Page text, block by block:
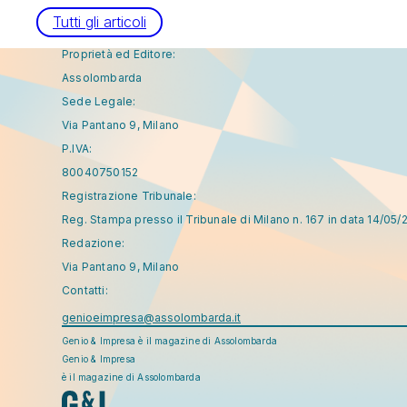
Tutti gli articoli
Proprietà ed Editore:
Assolombarda
Sede Legale:
Via Pantano 9, Milano
P.IVA:
80040750152
Registrazione Tribunale:
Reg. Stampa presso il Tribunale di Milano n. 167 in data 14/05/
Redazione:
Via Pantano 9, Milano
Contatti:
genioeimpresa@assolombarda.it
Genio & Impresa è il magazine di Assolombarda
Genio & Impresa
è il magazine di Assolombarda